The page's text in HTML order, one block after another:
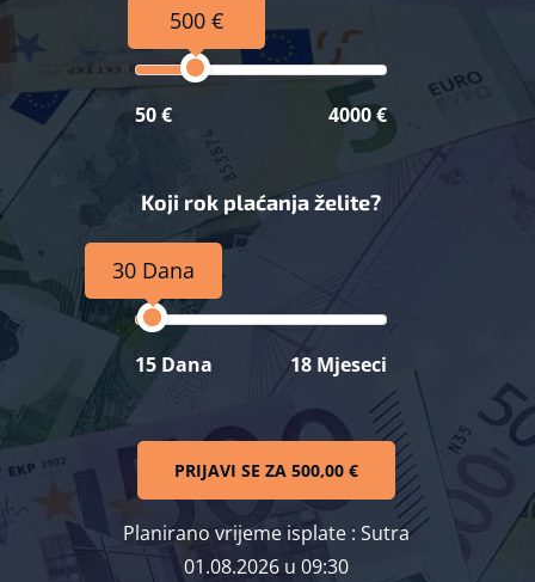
500 €
50 € 4000 €
Koji rok plaćanja želite?
30 Dana
15 Dana 18 Mjeseci
PRIJAVI SE ZA500,00 €
Planirano vrijeme isplate : Sutra
01.08.2026 u 09:30